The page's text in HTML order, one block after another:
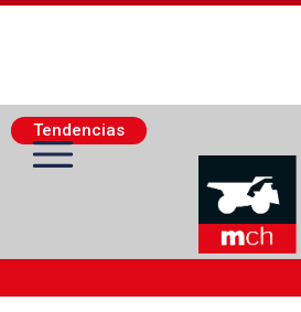
Tendencias
Actualidad Minera